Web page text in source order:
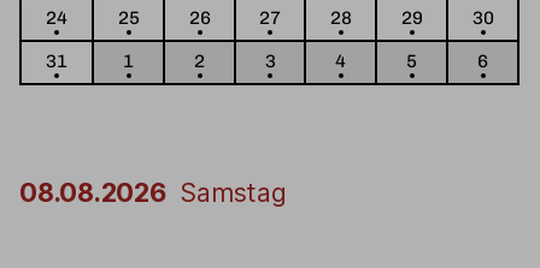
24
25 26 27 28 29
30
31
1 2 3 4 5 6
08.08.2026 Samstag